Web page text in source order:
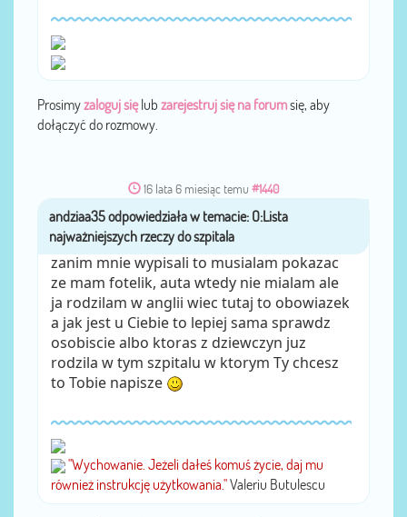
Prosimyzaloguj sięlub zarejestruj się na forumsię, aby
dołączyć do rozmowy.
16 lata 6 miesiąc temu #1440
przezandziaa35
zanim mnie wypisali to musialam pokazac
ze mam fotelik, auta wtedy nie mialam ale
ja rodzilam w anglii wiec tutaj to obowiazek
a jak jest u Ciebie to lepiej sama sprawdz
osobiscie albo ktoras z dziewczyn juz
rodzila w tym szpitalu w ktorym Ty chcesz
to Tobie napisze
"Wychowanie. Jeżeli dałeś komuś życie, daj mu
również instrukcję użytkowania."Valeriu Butulescu